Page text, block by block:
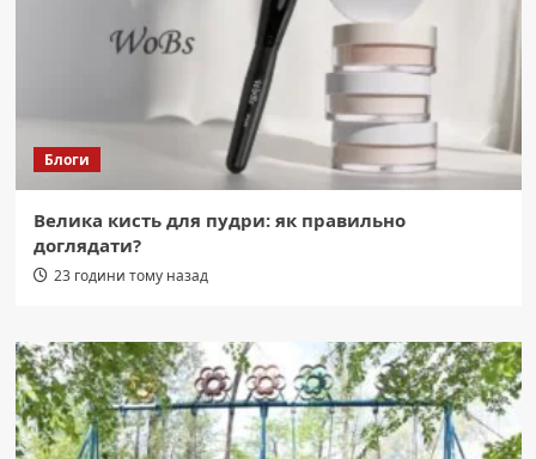
Блоги
Велика кисть для пудри: як правильно
доглядати?
23 години тому назад